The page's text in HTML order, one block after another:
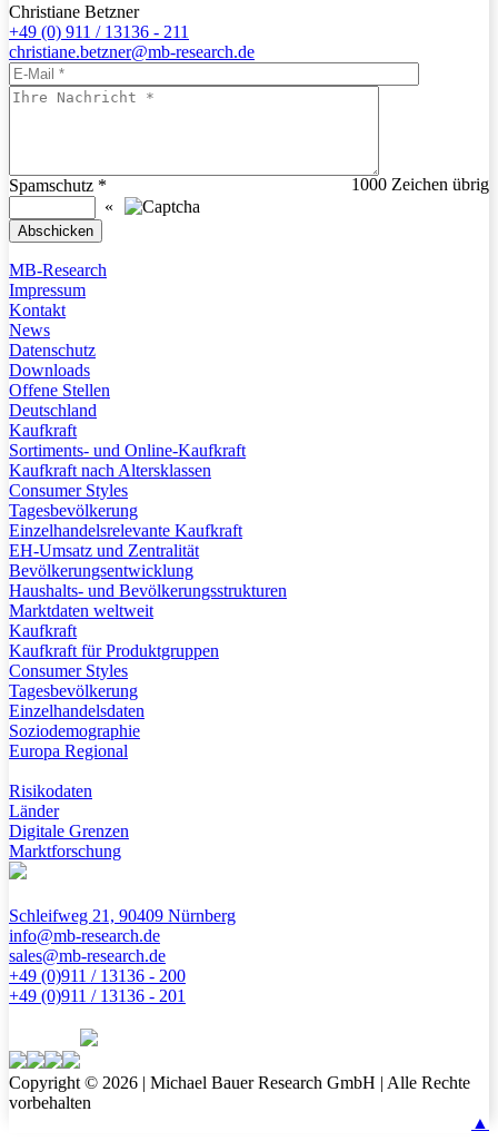
Christiane Betzner
+49 (0) 911 / 13136 - 211
christiane.betzner@mb-research.de
1000 Zeichen übrig
Spamschutz *
«
MB-Research
Impressum
Kontakt
News
Datenschutz
Downloads
Offene Stellen
Deutschland
Kaufkraft
Sortiments- und Online-Kaufkraft
Kaufkraft nach Altersklassen
Consumer Styles
Tagesbevölkerung
Einzelhandelsrelevante Kaufkraft
EH-Umsatz und Zentralität
Bevölkerungsentwicklung
Haushalts- und Bevölkerungsstrukturen
Marktdaten weltweit
Kaufkraft
Kaufkraft für Produktgruppen
Consumer Styles
Tagesbevölkerung
Einzelhandelsdaten
Soziodemographie
Europa Regional
Risikodaten
Länder
Digitale Grenzen
Marktforschung
Schleifweg 21, 90409 Nürnberg
info@mb-research.de
sales@mb-research.de
+49 (0)911 / 13136 - 200
+49 (0)911 / 13136 - 201
Copyright © 2026 | Michael Bauer Research GmbH | Alle Rechte
vorbehalten
▲